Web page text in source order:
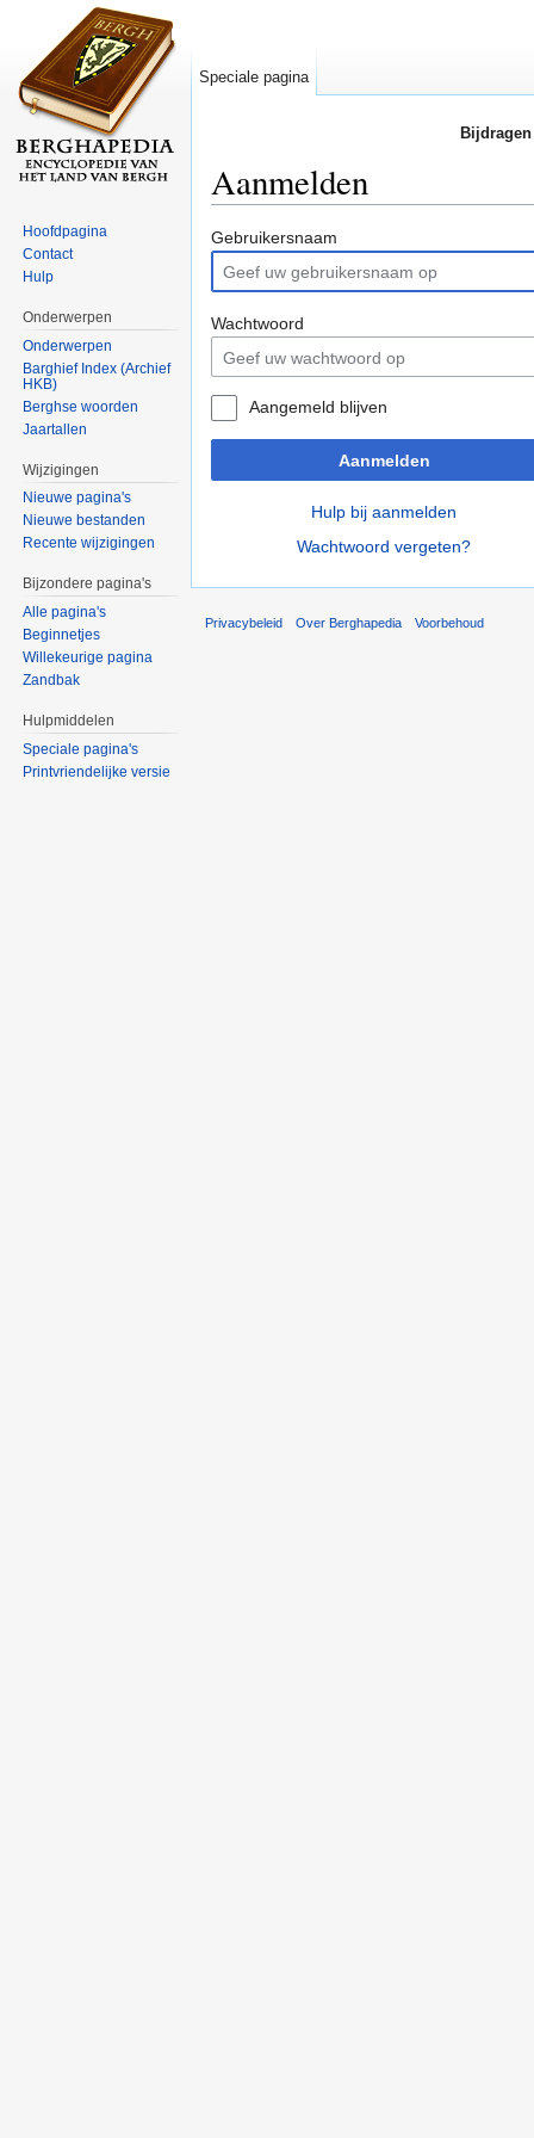
Aanmelden
Gebruikersnaam
Wachtwoord
Aangemeld blijven
Aanmelden
Hulp bij aanmelden
Wachtwoord vergeten?
Speciale pagina
Hoofdpagina
Contact
Hulp
Onderwerpen
Onderwerpen
Barghief Index (Archief
HKB)
Berghse woorden
Jaartallen
Wijzigingen
Nieuwe pagina's
Nieuwe bestanden
Recente wijzigingen
Bijzondere pagina's
Alle pagina's
Beginnetjes
Willekeurige pagina
Zandbak
Hulpmiddelen
Speciale pagina's
Printvriendelijke versie
Privacybeleid Over Berghapedia Voorbehoud